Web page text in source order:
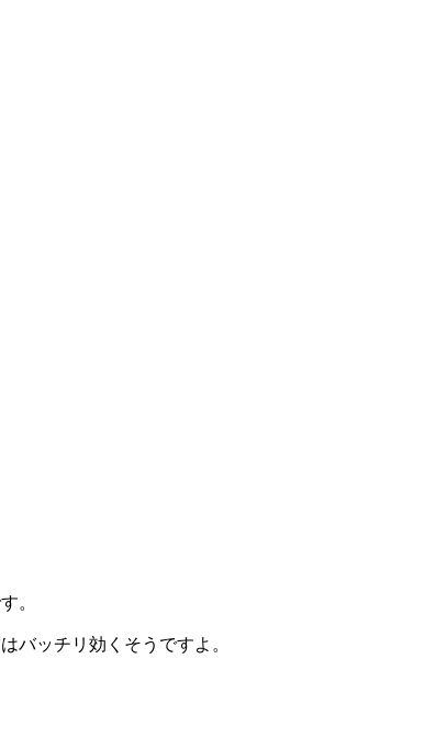
。
バッチリ効くそうですよ。